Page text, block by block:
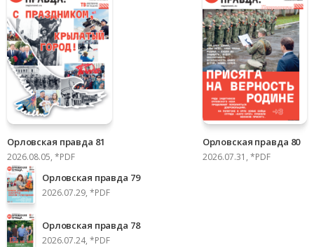
Орловская правда 81
2026.08.05, *PDF
Орловская правда 80
2026.07.31, *PDF
Орловская правда 79
2026.07.29, *PDF
Орловская правда 78
2026.07.24, *PDF